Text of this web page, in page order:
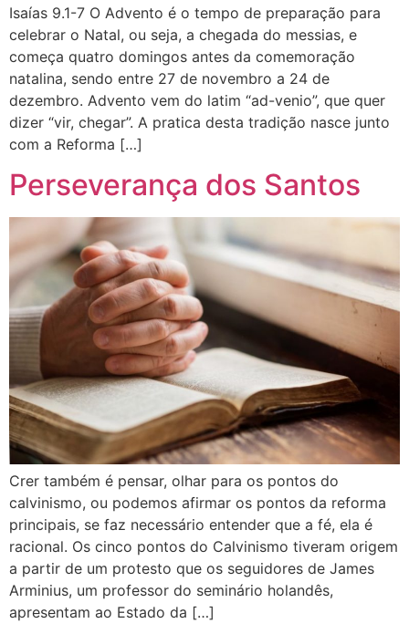
Isaías 9.1-7 O Advento é o tempo de preparação para
celebrar o Natal, ou seja, a chegada do messias, e
começa quatro domingos antes da comemoração
natalina, sendo entre 27 de novembro a 24 de
dezembro. Advento vem do latim “ad-venio”, que quer
dizer “vir, chegar”. A pratica desta tradição nasce junto
com a Reforma […]
Perseverança dos Santos
Crer também é pensar, olhar para os pontos do
calvinismo, ou podemos afirmar os pontos da reforma
principais, se faz necessário entender que a fé, ela é
racional. Os cinco pontos do Calvinismo tiveram origem
a partir de um protesto que os seguidores de James
Arminius, um professor do seminário holandês,
apresentam ao Estado da […]